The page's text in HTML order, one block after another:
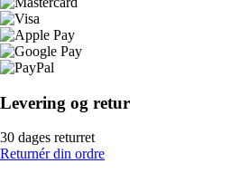
Levering og retur
30 dages returret
Returnér din ordre